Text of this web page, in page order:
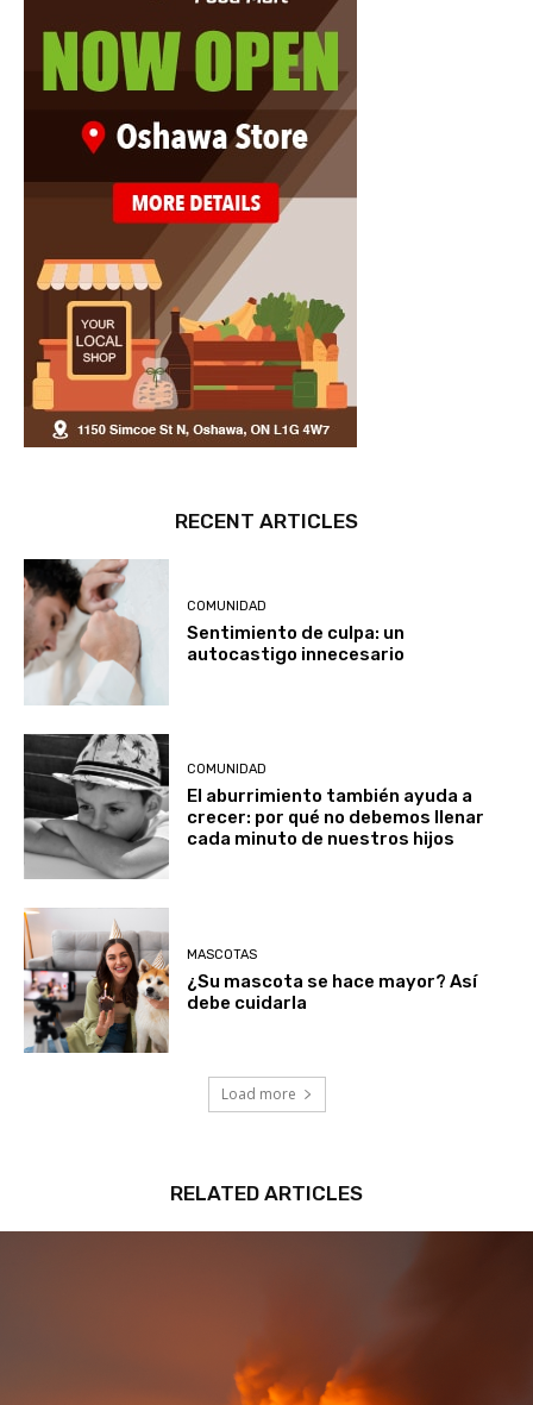
RECENT ARTICLES
COMUNIDAD
Sentimiento de culpa: un
autocastigo innecesario
COMUNIDAD
El aburrimiento también ayuda a
crecer: por qué no debemos llenar
cada minuto de nuestros hijos
MASCOTAS
¿Su mascota se hace mayor? Así
debe cuidarla
Load more
RELATED ARTICLES